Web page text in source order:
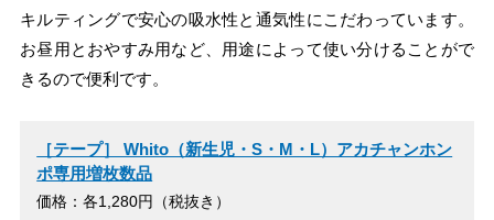
キルティングで安心の吸水性と通気性にこだわっています。
お昼用とおやすみ用など、用途によって使い分けることがで
きるので便利です。
［テープ］ Whito（新生児・S・M・L）アカチャンホン
ポ専用増枚数品
価格：各1,280円（税抜き）